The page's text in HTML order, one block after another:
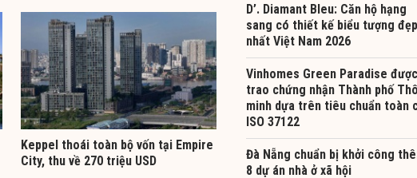
Keppel thoái toàn bộ vốn tại Empire
City, thu về 270 triệu USD
D’. Diamant Bleu: Căn hộ hạng
sang có thiết kế biểu tượng đẹp
nhất Việt Nam 2026
Vinhomes Green Paradise được
trao chứng nhận Thành phố
minh dựa trên tiêu chuẩn toàn
ISO 37122
Đà Nẵng chuẩn bị khởi công
8 dự án nhà ở xã hội